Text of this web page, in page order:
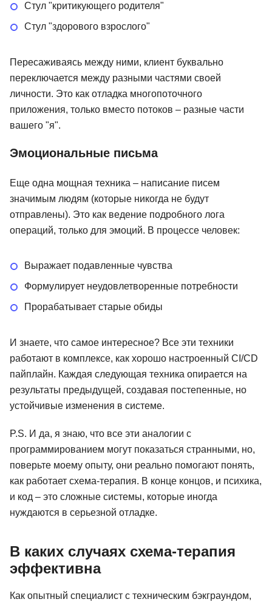
Стул "критикующего родителя"
Стул "здорового взрослого"
Пересаживаясь между ними, клиент буквально
переключается между разными частями своей
личности. Это как отладка многопоточного
приложения, только вместо потоков – разные части
вашего "я".
Эмоциональные письма
Еще одна мощная техника – написание писем
значимым людям (которые никогда не будут
отправлены). Это как ведение подробного лога
операций, только для эмоций. В процессе человек:
Выражает подавленные чувства
Формулирует неудовлетворенные потребности
Прорабатывает старые обиды
И знаете, что самое интересное? Все эти техники
работают в комплексе, как хорошо настроенный CI/CD
пайплайн. Каждая следующая техника опирается на
результаты предыдущей, создавая постепенные, но
устойчивые изменения в системе.
P.S. И да, я знаю, что все эти аналогии с
программированием могут показаться странными, но,
поверьте моему опыту, они реально помогают понять,
как работает схема-терапия. В конце концов, и психика,
и код – это сложные системы, которые иногда
нуждаются в серьезной отладке.
В каких случаях схема-терапия
эффективна
Как опытный специалист с техническим бэкграундом,